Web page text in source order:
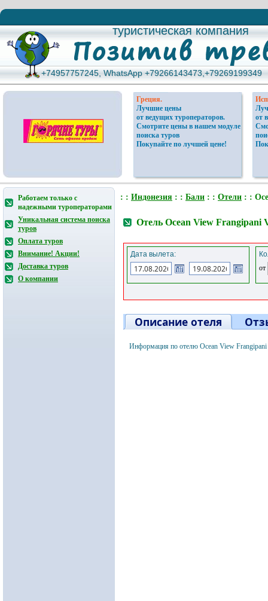
туристическая компания
туристическая компания
+74957757245, WhatsApp +79266143473,+79269199349
+74957757245, WhatsApp +79266143473,+79269199349
Греция.
Лучшие цены
от ведущих туроператоров.
Смотрите цены в нашем модуле
поиска туров
Покупайте по лучшей цене!
от
Работаем только с
надежными туроператорами
Уникальная система поиска
туров
Оплата туров
Внимание! Акции!
Доставка туров
О компании
: : Индонезия : : Бали : : Отели : :
Отель Ocean View Frangipani
Дата вылета:
от
Описание отеля
Информация по отелю Ocean View